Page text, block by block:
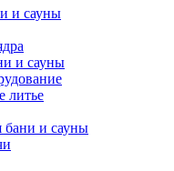
и сауны
и сауны
литье
бани и сауны